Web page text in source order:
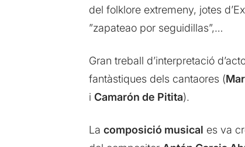
del folklore extremeny, jotes
”zapateao por seguidillas”,…
Gran treball d’interpretació
fantàstiques dels cantaores (
i Camarón de Pitita).
La composició musical es va